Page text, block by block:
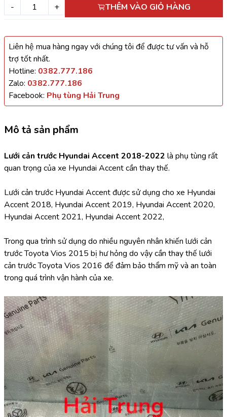
- + THÊM VÀO GIỎ HÀNG
Liên hệ mua hàng ngay với chúng tôi để được tư vấn và hỗ
trợ tốt nhất.
Hotline: 0382.777.186
Zalo: 0382.777.186
Facebook: Phụ tùng Hải Trung
Mô tả sản phẩm
Lưới cản trước Hyundai Accent 2018-2022 là phụ tùng rất
quan trọng của xe Hyundai Accent cần thay thế.
Lưới cản trước Hyundai Accent được sử dụng cho xe Hyundai
Accent 2018, Hyundai Accent 2019, Hyundai Accent 2020,
Hyundai Accent 2021, Hyundai Accent 2022,
Trong qua trình sử dụng do nhiều nguyên nhân khiến lưới cản
trước Toyota Vios 2015 bị hư hỏng do vậy cần thay thế lưới
cản trước Toyota Vios 2016 để đảm bảo thẩm mỹ và an toàn
trong quá trình vận hành của xe.